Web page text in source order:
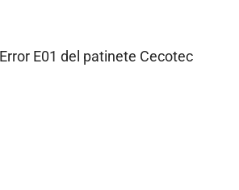
E01 del patinete Cecotec